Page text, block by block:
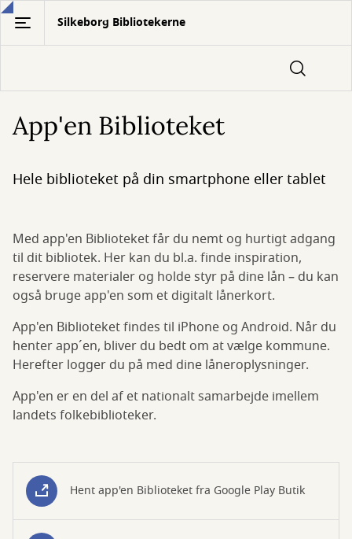
Gå
hovedindhold
Silkeborg Bibliotekerne
App'en Biblioteket
Hele biblioteket på din smartphone eller tablet
Med app'en Biblioteket får du nemt og hurtigt adgang
til dit bibliotek. Her kan du bl.a. finde inspiration,
reservere materialer og holde styr på dine lån – du kan
også bruge app'en som et digitalt lånerkort.
App'en Biblioteket findes til iPhone og Android. Når du
henter app´en, bliver du bedt om at vælge kommune.
Herefter logger du på med dine låneroplysninger.
App'en er en del af et nationalt samarbejde imellem
landets folkebiblioteker.
Hent app'en Biblioteket fra Google Play Butik